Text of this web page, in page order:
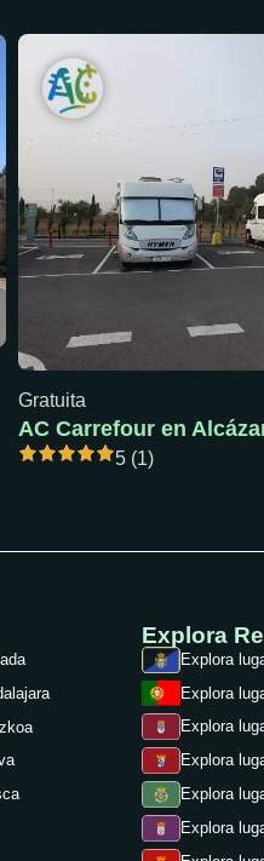
Gratuita
5 (1)
Explora
Explora
Explora
Explora
Explora
Explora
Explora